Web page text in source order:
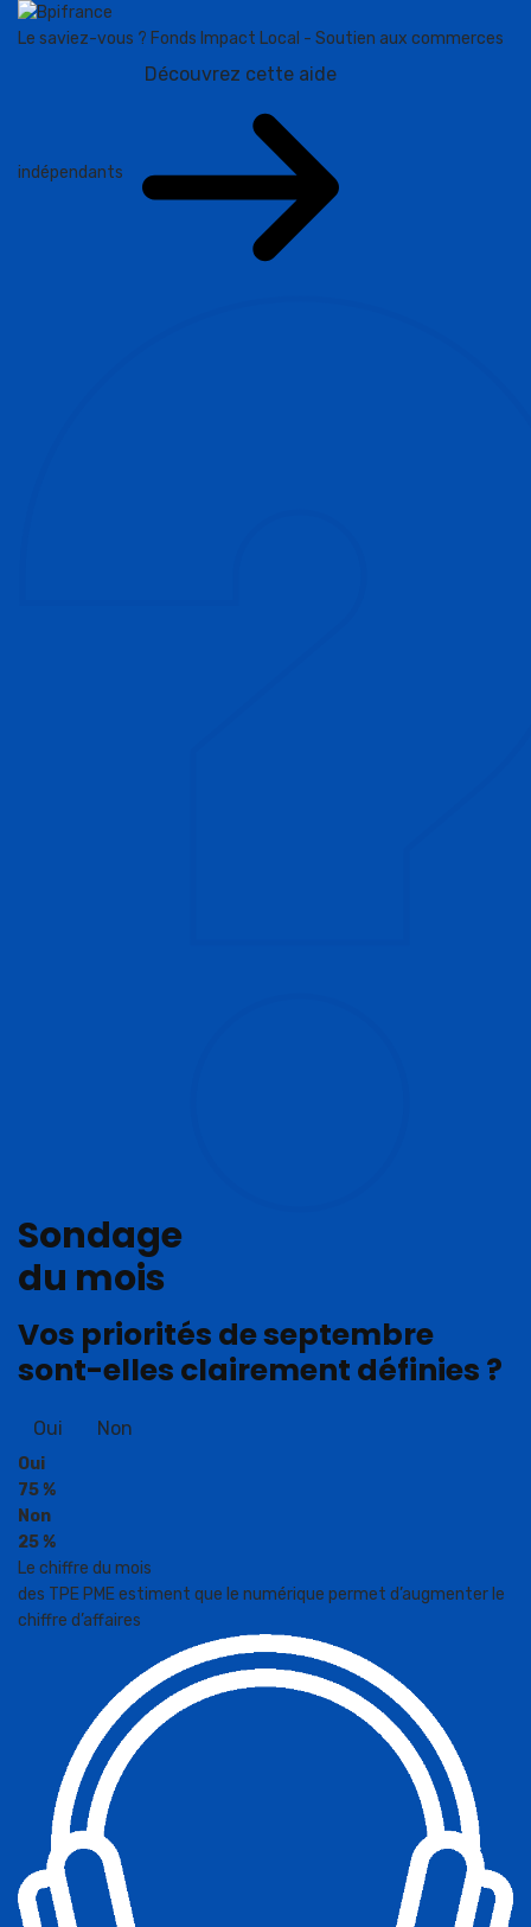
Le saviez-vous ? Fonds Impact Local - Soutien aux commerces
indépendants
Découvrez cette aide
Sondage
du mois
Vos priorités de septembre
sont-elles clairement définies ?
Oui Non
Oui
75 %
Non
25 %
Le chiffre du mois
des TPE PME estiment que le numérique permet d’augmenter le
chiffre d’affaires